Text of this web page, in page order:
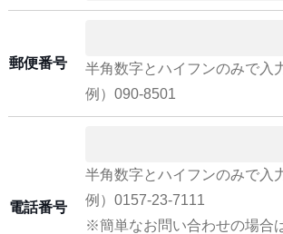
郵便番号
半角数字とハイフンのみで入
例）090-8501
電話番号
半角数字とハイフンのみで入
例）0157-23-7111
※簡単なお問い合わせの場合